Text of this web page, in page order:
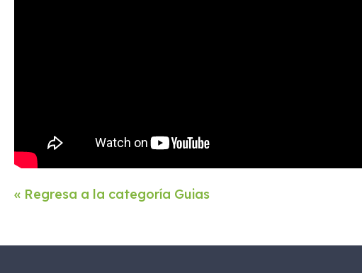
« Regresa a la categoría Guias